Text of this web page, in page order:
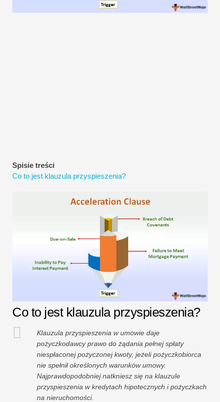
Samouczki dotyczące modelowania finansowego
Spisie treści
Co to jest klauzula przyspieszenia?
Co to jest klauzula przyspieszenia?
Klauzula przyspieszenia w umowie daje
pożyczkodawcy prawo do żądania pełnej spłaty
niespłaconej pożyczonej kwoty, jeżeli pożyczkobiorca
nie spełnił określonych warunków umowy.
Najprawdopodobniej natkniesz się na klauzule
przyspieszenia w kredytach hipotecznych i pożyczkach
na nieruchomości.